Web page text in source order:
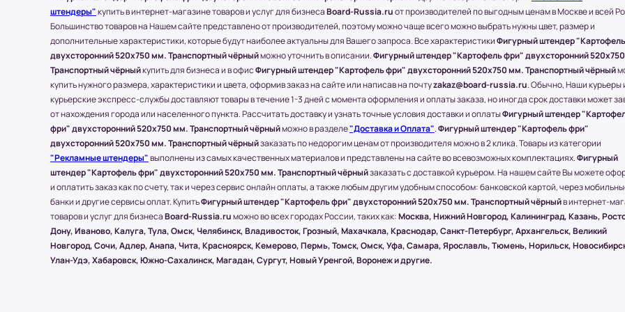
Стоимость доставки составляет 700-1500 рублей в зависимости от
месторасположения конечного пункта.
* За расчетом точной стоимости доставки обращайтесь к менеджеру по телефону: +7
(977) 790 85-84 (Даниил)
Транспортные Компании (ТК). Доставка в соседние регионы и города России.
Доставка в другие области и города осуществляется через любые ТК (Транспортные
компании), которые будут удобны клиенту.
С соседними регионами (кроме Москвы и МО) и другими городами России компания
Board-Russia.ru работает по 100% предоплате.
Самые популярные Транспортные Компании: ПЭК, СДЭК.
* Доставку, Наши клиенты оплачивают при получении.
Доставка товара до пункта ТК по Москве осуществляется бесплатно, при учете, что
вес всего заказа не превышает 15 кг или размером 1500х1000 (мм.).
штендеры"купить в интернет-магазине товаров и услуг для бизнесаBoard-Russia.ruот производителей по выгодным ценам в Москве и всей
Большинство товаров на Нашем сайте представлено от производителей, поэтому можно чаще всего можно выбрать нужны цвет, размер и
дополнительные характеристики, которые будут наиболее актуальны для Вашего запроса. Все характеристикиФигурный штендер
двухсторонний 520x750 мм. Транспортный чёрныйможно уточнить в описании.Фигурный штендер "Картофель фри" двухсторонний
Транспортный чёрныйкупить для бизнеса и в офисФигурный штендер "Картофель фри" двухсторонний 520x750 мм. Транспортный чёрный
купить нужного размера, характеристики и цвета, оформив заказ на сайте или написав на почтуzakaz@board-russia.ru. Обычно, Наши курьеры
курьерские экспресс-службы доставляют товары в течение 1-3 дней с момента оформления и оплаты заказа, но иногда срок доставки может
от нахождения города или населенного пункта. Рассчитать доставку и узнать точные условия доставки и оплатыФигурный штендер
фри" двухсторонний 520x750 мм. Транспортный чёрныйможно в разделе"Доставка и Оплата".Фигурный штендер "Картофель фри"
двухсторонний 520x750 мм. Транспортный чёрныйзаказать по недорогим ценам от производителя можно в 2 клика. Товары из категории
"Рекламные штендеры"выполнены из самых качественных материалов и представлены на сайте во всевозможных комплектациях.Фигурный
штендер "Картофель фри" двухсторонний 520x750 мм. Транспортный чёрныйзаказать с доставкой курьером. На нашем сайте Вы можете
и оплатить заказ как по счету, так и через сервис онлайн оплаты, а также любым другим удобным способом: банковской картой, через
банки и другие сервисы оплат. КупитьФигурный штендер "Картофель фри" двухсторонний 520x750 мм. Транспортный чёрныйв интернет-
товаров и услуг для бизнесаBoard-Russia.ruможно во всех городах России, таких как:Москва, Нижний Новгород, Калининград, Казань,
Дону, Иваново, Калуга, Тула, Омск, Челябинск, Владивосток, Грозный, Махачкала, Краснодар, Санкт-Петербург, Архангельск, Великий
Новгород, Сочи, Адлер, Анапа, Чита, Красноярск, Кемерово, Пермь, Томск, Омск, Уфа, Самара, Ярославль, Тюмень, Норильск,
Улан-Удэ, Хабаровск, Южно-Сахалинск, Магадан, Сургут, Новый Уренгой, Воронеж и другие.